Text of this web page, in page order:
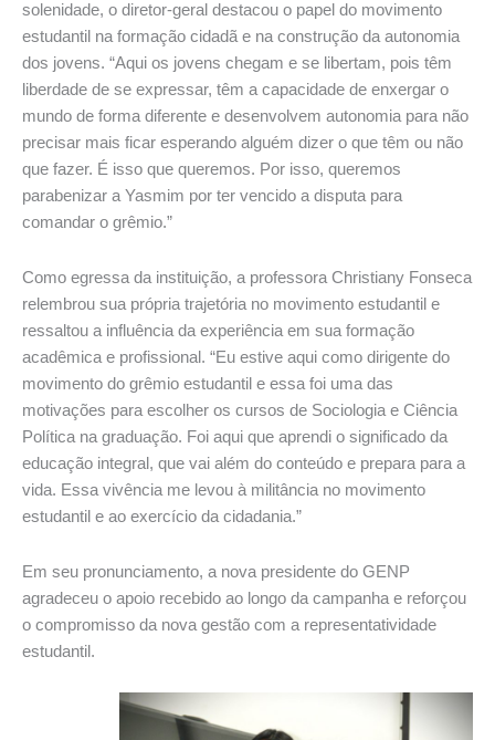
solenidade, o diretor-geral destacou o papel do movimento
estudantil na formação cidadã e na construção da autonomia
dos jovens. “Aqui os jovens chegam e se libertam, pois têm
liberdade de se expressar, têm a capacidade de enxergar o
mundo de forma diferente e desenvolvem autonomia para não
precisar mais ficar esperando alguém dizer o que têm ou não
que fazer. É isso que queremos. Por isso, queremos
parabenizar a Yasmim por ter vencido a disputa para
comandar o grêmio.”
Como egressa da instituição, a professora Christiany Fonseca
relembrou sua própria trajetória no movimento estudantil e
ressaltou a influência da experiência em sua formação
acadêmica e profissional. “Eu estive aqui como dirigente do
movimento do grêmio estudantil e essa foi uma das
motivações para escolher os cursos de Sociologia e Ciência
Política na graduação. Foi aqui que aprendi o significado da
educação integral, que vai além do conteúdo e prepara para a
vida. Essa vivência me levou à militância no movimento
estudantil e ao exercício da cidadania.”
Em seu pronunciamento, a nova presidente do GENP
agradeceu o apoio recebido ao longo da campanha e reforçou
o compromisso da nova gestão com a representatividade
estudantil.